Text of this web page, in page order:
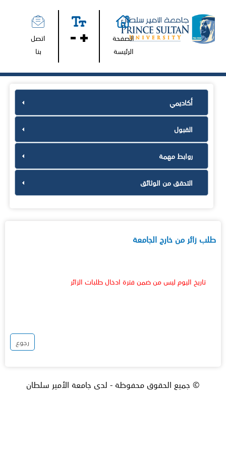
الصفحة
الرئيسة
اتصل
بنا
أكاديمي
القبول
روابط مهمة
التحقق من الوثائق
طلب زائر من خارج الجامعة
تاريخ اليوم ليس من ضمن فترة ادخال طلبات الزائر
رجوع
© جميع الحقوق محفوظة - لدى جامعة الأمير سلطان